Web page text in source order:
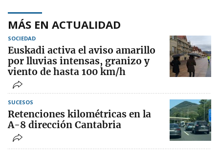
MÁS EN ACTUALIDAD
SOCIEDAD
Euskadi activa el aviso amarillo
por lluvias intensas, granizo y
viento de hasta 100 km/h
SUCESOS
Retenciones kilométricas en la
A-8 dirección Cantabria